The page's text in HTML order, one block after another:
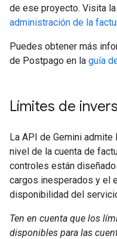
de ese proyecto. Visita
administración de la
Puedes obtener más
de Postpago en la guía
Límites de
La API de Gemini
nivel de la cuenta de
controles están
cargos inesperados y el
disponibilidad del
Ten en cuenta que los
disponibles para las